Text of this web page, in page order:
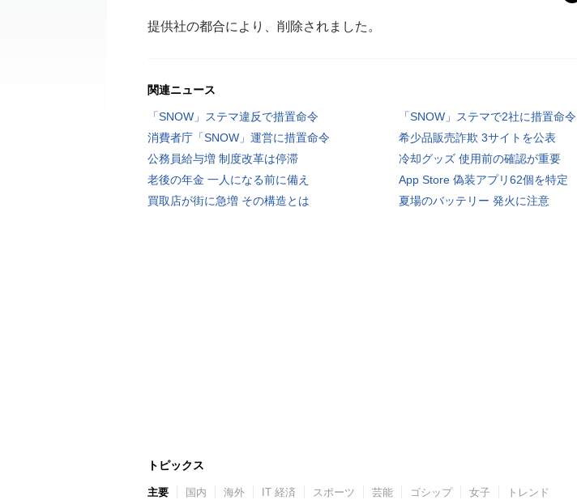
提供社の都合により、削除されました。
関連ニュース
「SNOW」ステマ違反で措置命令
「SNOW」ステマで2社に措置命令
消費者庁「SNOW」運営に措置命令
希少品販売詐欺 3サイトを公表
公務員給与増 制度改革は停滞
冷却グッズ 使用前の確認が重要
老後の年金 一人になる前に備え
App Store 偽装アプリ62個を特定
買取店が街に急増 その構造とは
夏場のバッテリー 発火に注意
トピックス
主要 国内 海外 IT 経済 スポーツ 芸能 ゴシップ 女子 トレンド